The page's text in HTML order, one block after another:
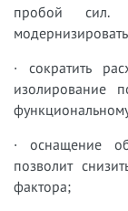
пробой сил.
· сократить
изолирование
· оснащение
позволит
фактора;